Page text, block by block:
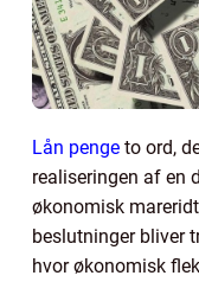
Lån penge to ord,
realiseringen af en
økonomisk
beslutninger bliver
hvor økonomisk